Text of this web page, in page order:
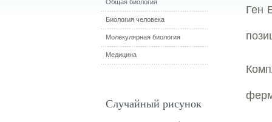
Ген
Общая биология
Биология человека
Молекулярная биология
Медицина
Случайный рисунок